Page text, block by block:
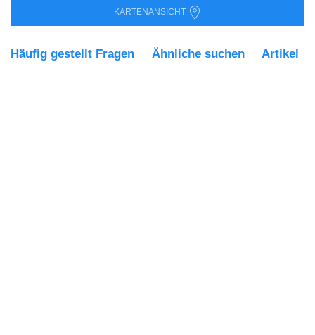
KARTENANSICHT
Häufig gestellt Fragen Ähnliche suchen Artikel